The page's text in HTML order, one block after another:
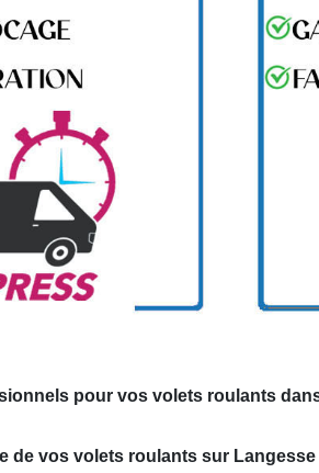
pour vos volets roulants
de vos volets roulants sur Langesse